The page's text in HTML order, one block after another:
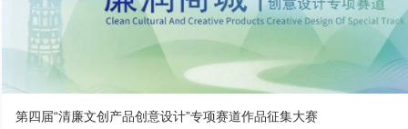
第四届“清廉文创产品创意设计”专项赛道作品征集大赛